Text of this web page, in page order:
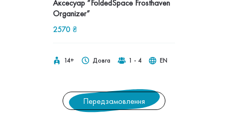
Аксесуар “FoldedSpace Frosthaven
Organizer”
2570 ₴
14+ Довга 1 - 4 EN
Передзамовлення